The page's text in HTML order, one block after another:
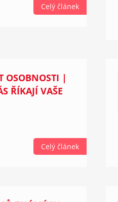
Celý článek
OSOBNOSTI |
ŘÍKAJÍ VAŠE
Celý článek